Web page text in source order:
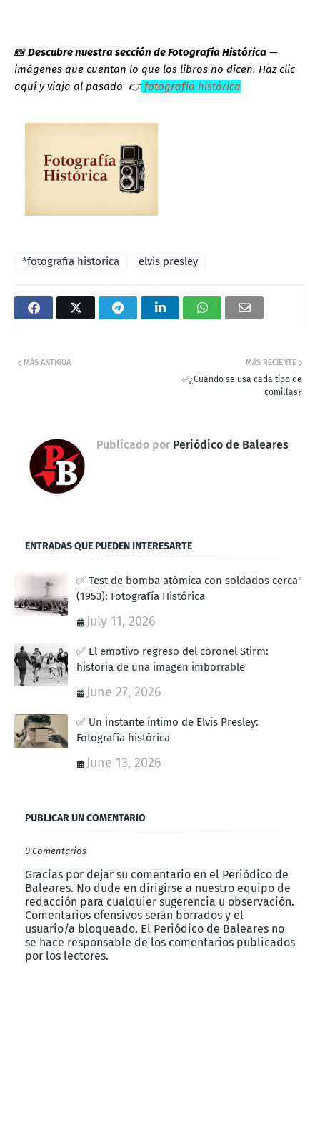
📸Descubre nuestra sección de Fotografía Histórica —
imágenes que cuentan lo que los libros no dicen. Haz clic
aquí y viaja al pasado 👉 fotografía histórica
*fotografia historica elvis presley
MÁS RECIENTE
✅¿Cuándo se usa cada tipo de
comillas?
MÁS ANTIGUA
Publicado por Periódico de Baleares
ENTRADAS QUE PUEDEN INTERESARTE
✅ Test de bomba atómica con soldados cerca"
(1953): Fotografía Histórica
July 11, 2026
✅ El emotivo regreso del coronel Stirm:
historia de una imagen imborrable
June 27, 2026
✅ Un instante íntimo de Elvis Presley:
Fotografía histórica
June 13, 2026
PUBLICAR UN COMENTARIO
0 Comentarios
Gracias por dejar su comentario en el Periódico de
Baleares. No dude en dirigirse a nuestro equipo de
redacción para cualquier sugerencia u observación.
Comentarios ofensivos serán borrados y el
usuario/a bloqueado. El Periódico de Baleares no
se hace responsable de los comentarios publicados
por los lectores.